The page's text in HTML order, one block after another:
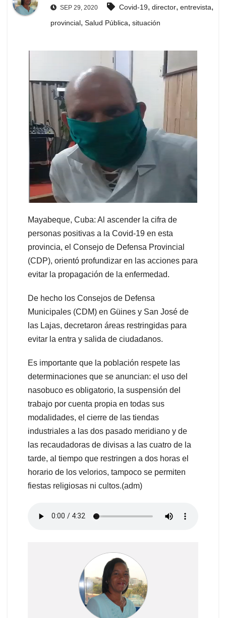
SEP 29, 2020 Covid-19, director, entrevista,
provincial, Salud Pública, situación
Mayabeque, Cuba: Al ascender la cifra de
personas positivas a la Covid-19 en esta
provincia, el Consejo de Defensa Provincial
(CDP), orientó profundizar en las acciones para
evitar la propagación de la enfermedad.
De hecho los Consejos de Defensa
Municipales (CDM) en Güines y San José de
las Lajas, decretaron áreas restringidas para
evitar la entra y salida de ciudadanos.
Es importante que la población respete las
determinaciones que se anuncian: el uso del
nasobuco es obligatorio, la suspensión del
trabajo por cuenta propia en todas sus
modalidades, el cierre de las tiendas
industriales a las dos pasado meridiano y de
las recaudadoras de divisas a las cuatro de la
tarde, al tiempo que restringen a dos horas el
horario de los velorios, tampoco se permiten
fiestas religiosas ni cultos.(adm)